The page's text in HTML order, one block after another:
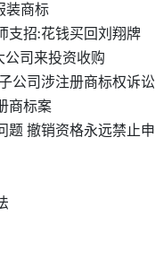
装商标
支招:花钱买回刘翔牌
公司来投资收购
公司涉注册商标权诉讼
商标案
题 撤销资格永远禁止申